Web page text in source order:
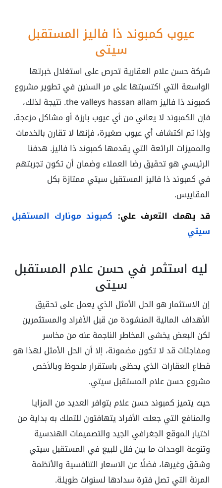
عيوب كمبوند ذا فاليز المستقبل
سيتي
شركة حسن علام العقارية تحرص على استغلال خبرتها
الواسعة التي اكتسبتها على مر السنين في تطوير مشروع
كمبوند ذا فاليز the valleys hassan allam. نتيجة لذلك،
فإن الكمبوند لا يعاني من أي عيوب بارزة أو مشاكل مزعجة.
وإذا تم اكتشاف أي عيوب صغيرة، فإنها لا تقارن بالخدمات
والمميزات الرائعة التي يقدمها كمبوند ذا فاليز. هدفنا
الرئيسي هو تحقيق رضا العملاء وضمان أن تكون تجربتهم
في كمبوند ذا فاليز المستقبل سيتي ممتازة بكل
المقاييس.
قد يهمك التعرف علي: كمبوند مونارك المستقبل
سيتي
ليه استثمر في حسن علام المستقبل
سيتي
إن الاستثمار هو الحل الأمثل الذي يعمل على تحقيق
الأهداف المالية المنشودة من قبل الأفراد والمستثمرين
لكن البعض يخشى المخاطر الناجمة عنه من مخاسر
ومفاجئات قد لا تكون مضمونة، إلا أن الحل الأمثل لهذا هو
قطاع العقارات الذي يحظى باستقرار ملحوظ وبالأخص
مشروعحسن علام المستقبل سيتي.
حيث يتميز كمبوند حسن علام بتوافر العديد من المزايا
والمنافع التي جعلت الأفراد يتهافتون للتملك به بداية من
اختيار الموقع الجغرافي الجيد والتصميمات الهندسية
وتنوعة الوحدات ما بين فلل للبيع في المستقبل سيتي
وشقق وغيرها، فضلًا عن الاسعار التنافسية والأنظمة
المرنة التي تصل فترة سدادها لسنوات طويلة.